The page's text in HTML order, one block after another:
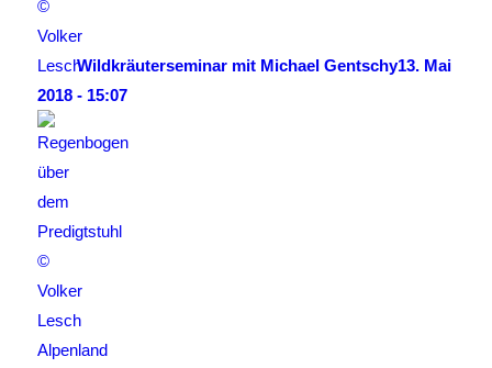
Wildkräuterseminar mit Michael Gentschy13. Mai
2018 - 15:07